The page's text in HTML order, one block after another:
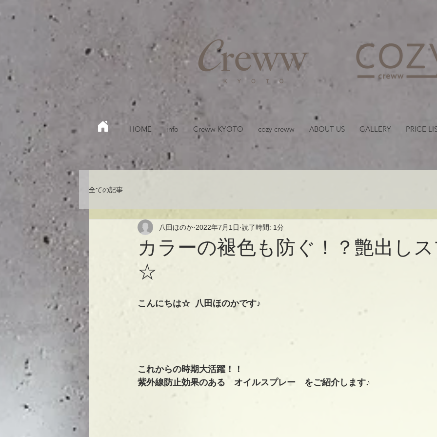
HOME info Creww KYOTO cozy creww ABOUT US GALLERY PRICE
全ての記事
カラーの褪色も防ぐ！？艶出し
☆
八田ほのか 2022年7月1日 読了時間: 1分
こんにちは☆  八田ほのかです♪
これからの時期大活躍！！
紫外線防止効果のある　オイルスプレー　をご紹介します♪